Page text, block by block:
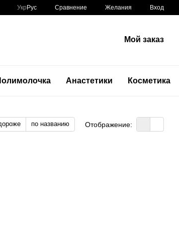
Укр Рус Сравнение Желания Вход
Мой заказ
Анастетики Косметика
по названию Отображение: